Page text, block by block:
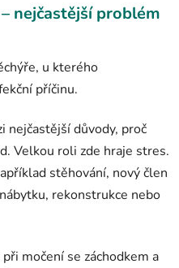
nejčastější problém
u kterého
příčinu.
nejčastější důvody, proč
Velkou roli zde hraje stres.
stěhování, nový člen
rekonstrukce nebo
močení se záchodkem a